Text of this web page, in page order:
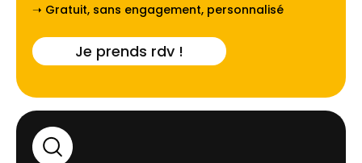
➝ Gratuit, sans engagement, personnalisé
Je prends rdv !